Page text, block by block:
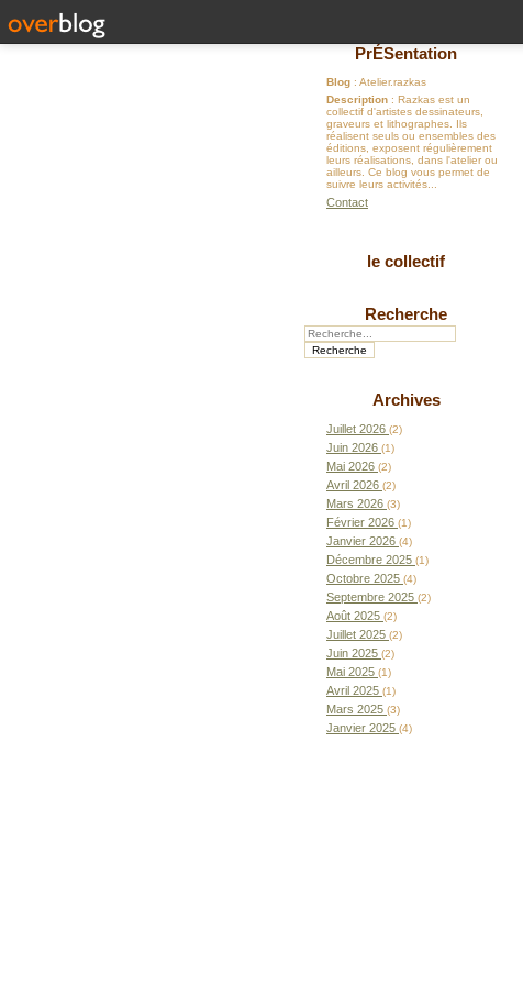
PrÉSentation
Blog : Atelier.razkas
Description : Razkas est un
collectif d'artistes dessinateurs,
graveurs et lithographes. Ils
réalisent seuls ou ensembles des
éditions, exposent régulièrement
leurs réalisations, dans l'atelier ou
ailleurs. Ce blog vous permet de
suivre leurs activités...
Contact
le collectif
Recherche
Archives
Juillet 2026 (2)
Juin 2026 (1)
Mai 2026 (2)
Avril 2026 (2)
Mars 2026 (3)
Février 2026 (1)
Janvier 2026 (4)
Décembre 2025 (1)
Octobre 2025 (4)
Septembre 2025 (2)
Août 2025 (2)
Juillet 2025 (2)
Juin 2025 (2)
Mai 2025 (1)
Avril 2025 (1)
Mars 2025 (3)
Janvier 2025 (4)